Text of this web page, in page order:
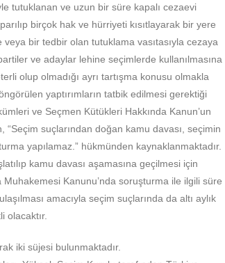
tutuklanan ve uzun bir süre kapalı cezaevi
birçok hak ve hürriyeti kısıtlayarak bir yere
veya bir tedbir olan tutuklama vasıtasıyla cezaya
ve adaylar lehine seçimlerde kullanılmasına
olup olmadığı ayrı tartışma konusu olmakla
yaptırımların tatbik edilmesi gerektiği
ve Seçmen Kütükleri Hakkında Kanun’un
“Seçim suçlarından doğan kamu davası, seçimin
yapılamaz.” hükmünden kaynaklanmaktadır.
kamu davası aşamasına geçilmesi için
Kanunu’nda soruşturma ile ilgili süre
amacıyla seçim suçlarında da altı aylık
olacaktır.
iki süjesi bulunmaktadır.